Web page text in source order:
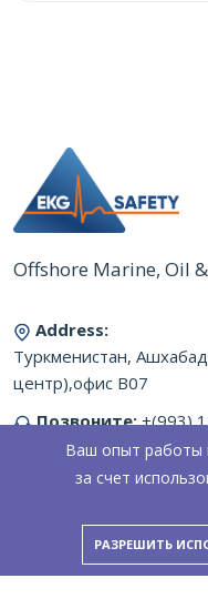
Offshore Marine, Oil
Address:
Туркменистан,
центр),офис B07
Позвоните: +(993)
Email:Ваш опыт работы
за счет
РАЗРЕШИТЬ